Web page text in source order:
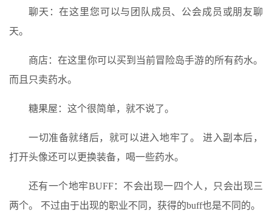
聊天：在这里您可以与团队成员、公会成员或朋友聊
天。
商店：在这里你可以买到当前冒险岛手游的所有药水。
而且只卖药水。
糖果屋：这个很简单，就不说了。
一切准备就绪后，就可以进入地牢了。 进入副本后，
打开头像还可以更换装备，喝一些药水。
还有一个地牢BUFF：不会出现一四个人，只会出现三
两个。 不过由于出现的职业不同，获得的buff也是不同的。